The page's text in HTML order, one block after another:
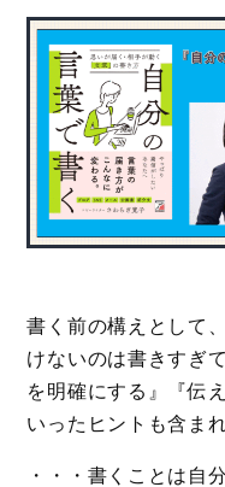
書く前の構えとして
けないのは書きすぎ
を明確にする』『伝
いったヒントも含ま
・・・書くことは自